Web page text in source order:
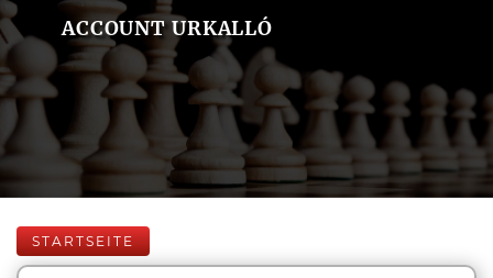
ACCOUNT URKALLÓ
STARTSEITE